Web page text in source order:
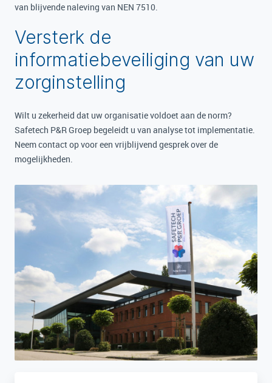
van blijvende naleving van NEN 7510.
Versterk de
informatiebeveiliging van uw
zorginstelling
Wilt u zekerheid dat uw organisatie voldoet aan de norm?
Safetech P&R Groep begeleidt u van analyse tot implementatie.
Neem contact op voor een vrijblijvend gesprek over de
mogelijkheden.